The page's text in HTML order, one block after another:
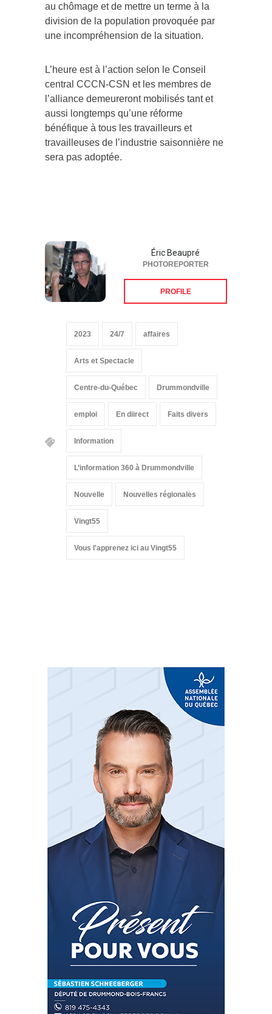
au chômage et de mettre un terme à la
division de la population provoquée par
une incompréhension de la situation.
L’heure est à l’action selon le Conseil
central CCCN-CSN et les membres de
l’alliance demeureront mobilisés tant et
aussi longtemps qu’une réforme
bénéfique à tous les travailleurs et
travailleuses de l’industrie saisonnière ne
sera pas adoptée.
Éric Beaupré
PHOTOREPORTER
PROFILE
2023 24/7 affaires
Arts et Spectacle
Centre-du-Québec Drummondville
emploi En diirect Faits divers
Information
L’information 360 à Drummondville
Nouvelle Nouvelles régionales
Vingt55
Vous l'apprenez ici au Vingt55